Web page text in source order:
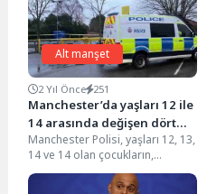
Alt manşet
2 Yıl Önce 251
Manchester’da yaşları 12 ile
14 arasında değişen dört
erkek çocuk tecavüz
şüphesiyle tutuklandı
Manchester Polisi, yaşları 12, 13,
14 ve 14 olan çocukların,
Cumartesi günü saat 18:00
civarında...